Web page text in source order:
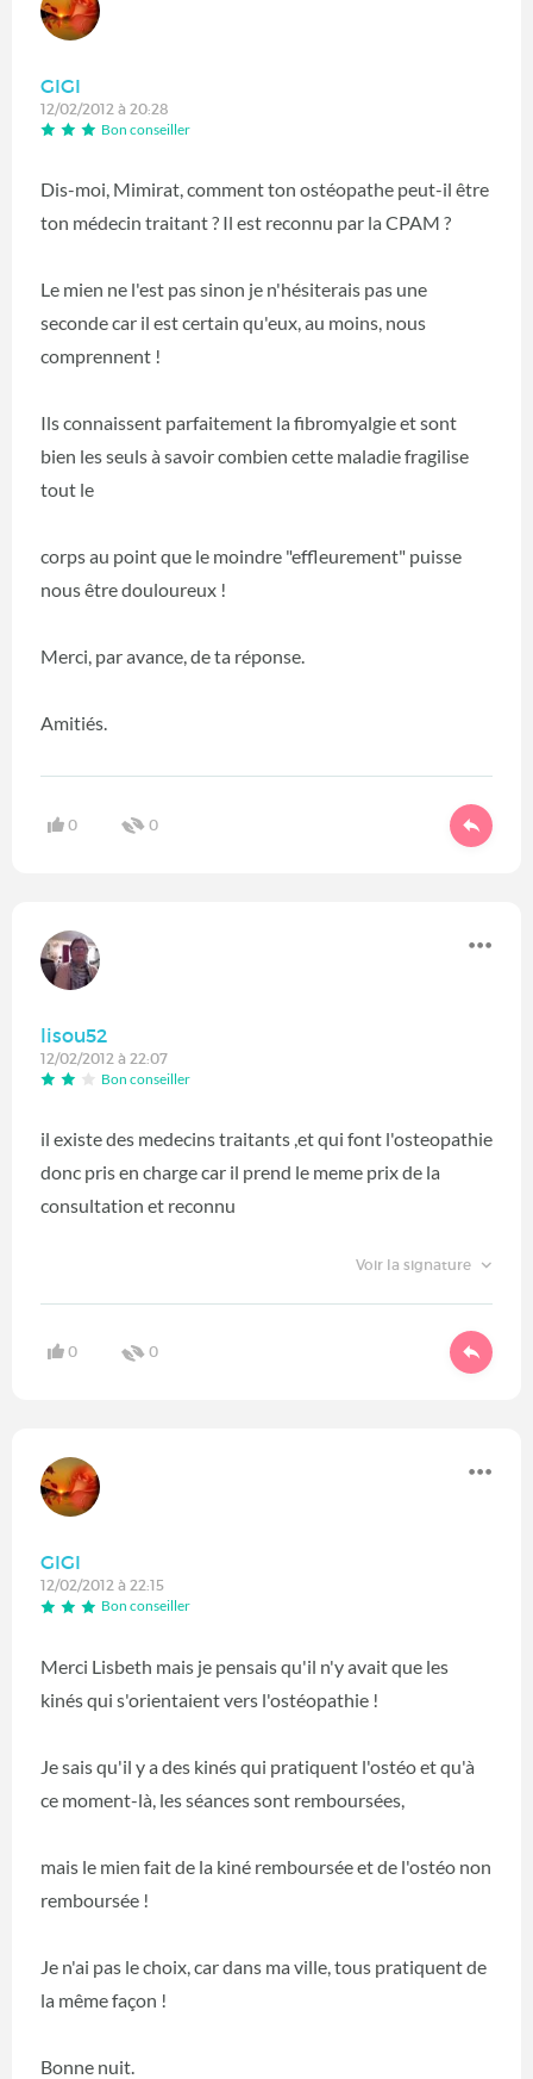
GIGI
12/02/2012 à 20:28
Bon conseiller
Dis-moi, Mimirat, comment ton ostéopathe peut-il être
ton médecin traitant ? Il est reconnu par la CPAM ?
Le mien ne l'est pas sinon je n'hésiterais pas une
seconde car il est certain qu'eux, au moins, nous
comprennent !
Ils connaissent parfaitement la fibromyalgie et sont
bien les seuls à savoir combien cette maladie fragilise
tout le
corps au point que le moindre "effleurement" puisse
nous être douloureux !
Merci, par avance, de ta réponse.
Amitiés.
0 0
lisou52
12/02/2012 à 22:07
Bon conseiller
il existe des medecins traitants ,et qui font l'osteopathie
donc pris en charge car il prend le meme prix de la
consultation et reconnu
Voir la signature
0 0
GIGI
12/02/2012 à 22:15
Bon conseiller
Merci Lisbeth mais je pensais qu'il n'y avait que les
kinés qui s'orientaient vers l'ostéopathie !
Je sais qu'il y a des kinés qui pratiquent l'ostéo et qu'à
ce moment-là, les séances sont remboursées,
mais le mien fait de la kiné remboursée et de l'ostéo non
remboursée !
Je n'ai pas le choix, car dans ma ville, tous pratiquent de
la même façon !
Bonne nuit.